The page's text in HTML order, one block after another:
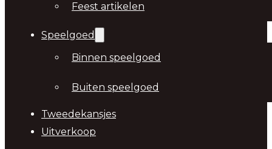
Feest artikelen
Speelgoed
Binnen speelgoed
Buiten speelgoed
Tweedekansjes
Uitverkoop